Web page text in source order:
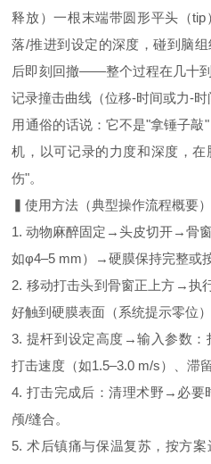
释放）一根末端带圆形平头（
落/推进到设定的深度，碰到脑
后即刻回撤——整个过程在几十
记录撞击曲线（位移-时间或力-时
用通俗的话说：它不是"拿锤子
机，以可记录的力度和深度，
伤"。
▍使用方法（典型操作流程概要）
1. 动物麻醉固定→头皮切开→骨
如φ4–5 mm）→硬膜保持完整或
2. 移动打击头到骨窗正上方→执
好触到硬膜表面（系统提示零位）
3. 提杆到设定高度→输入参数：
打击速度（如1.5–3.0 m/s）、滞
4. 打击完成后：清理术野→必
颅/缝合。
5. 术后镇痛与保温复苏，按方